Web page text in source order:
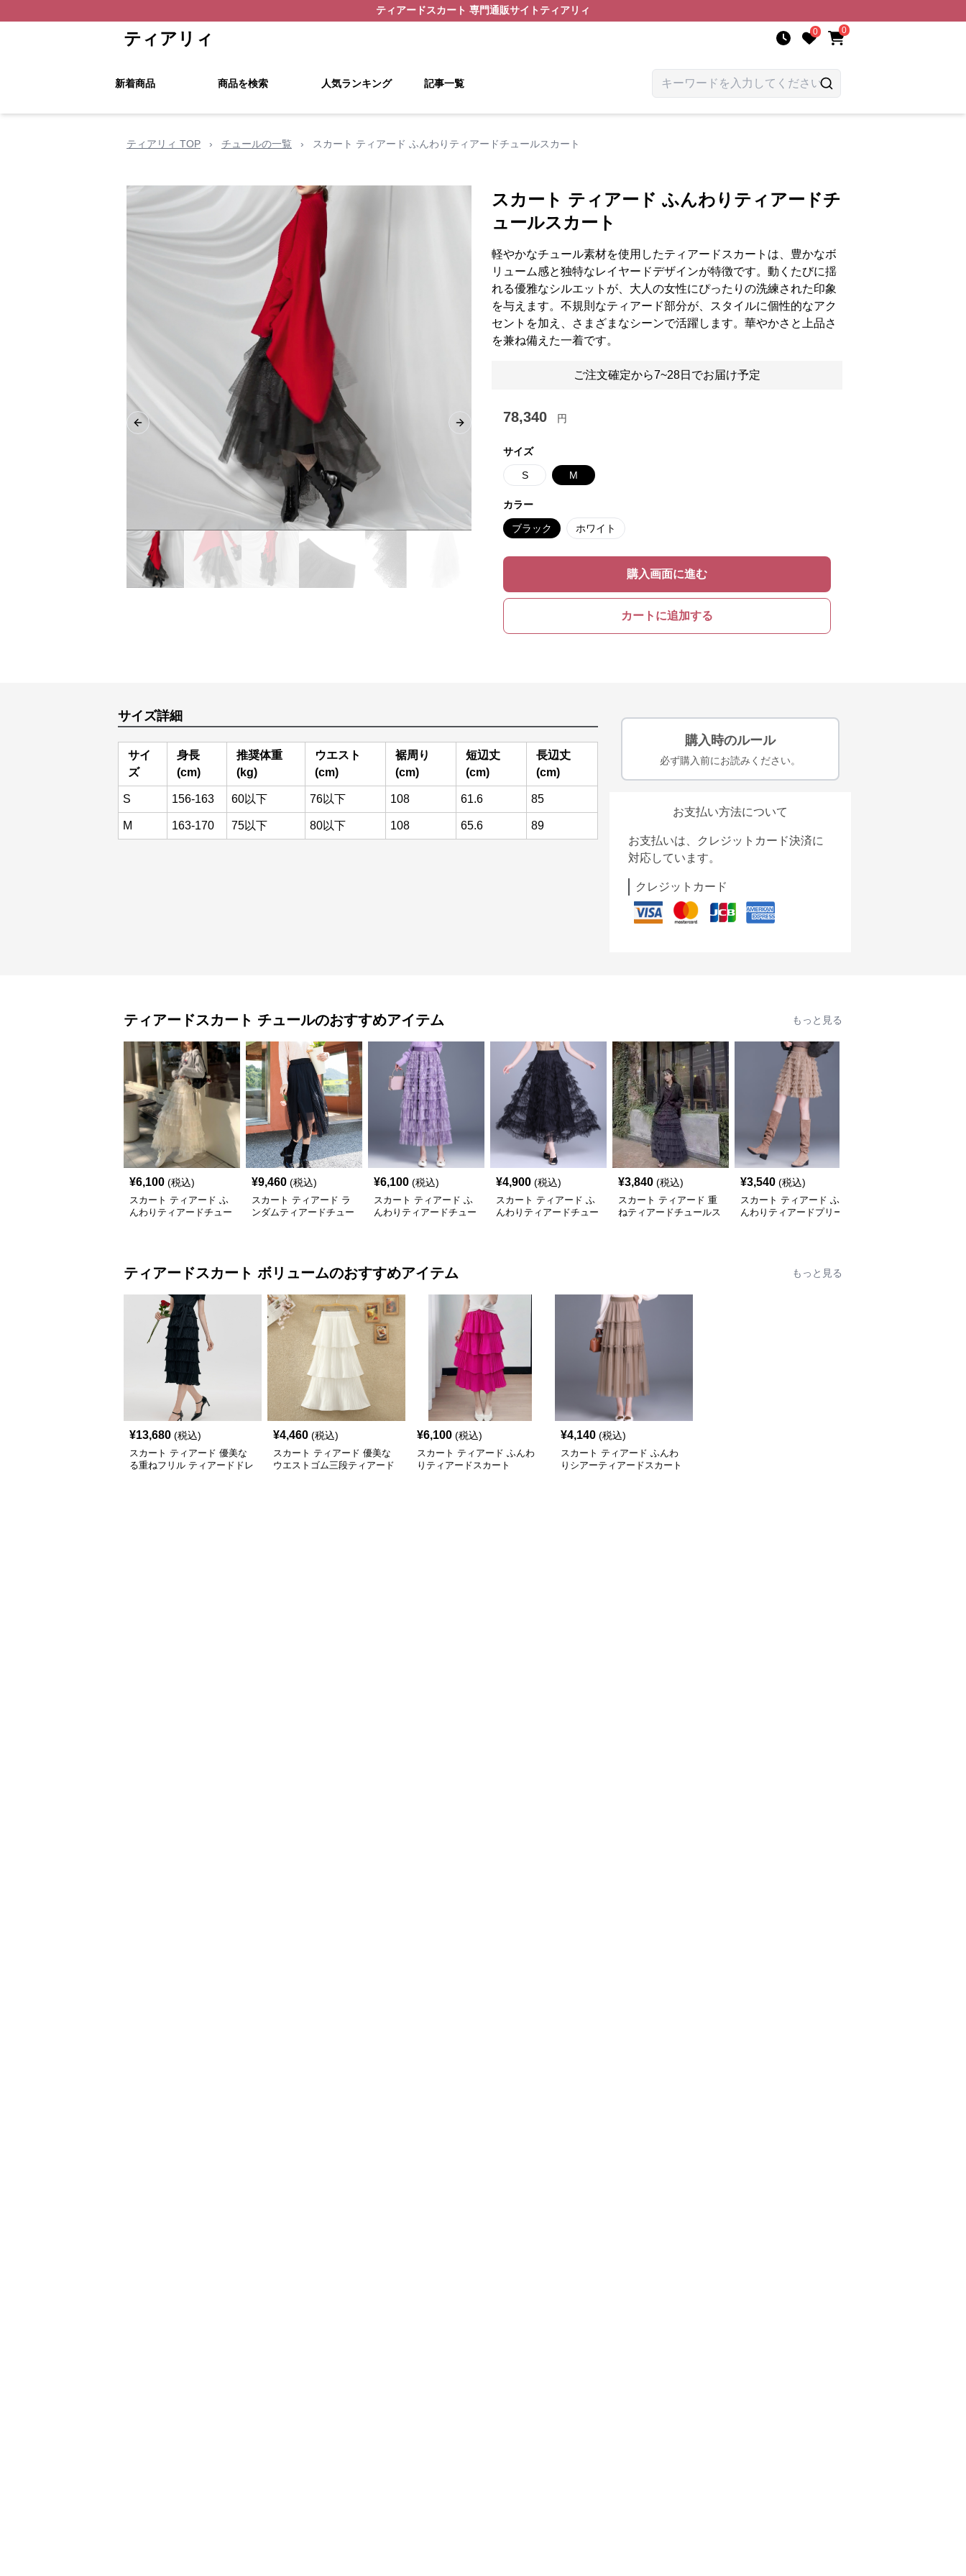
ティアードスカート 専門通販サイト ティアリィ
ティアリィ 0 0
新着商品 商品を検索 人気ランキング 記事一覧
ティアリィ TOP › チュールの一覧 › スカート ティアード ふんわりティアードチュールスカート
Previous slide Next slide
スカート ティアード ふんわりティアードチ
ュールスカート
軽やかなチュール素材を使用したティアードスカートは、豊かなボ
リューム感と独特なレイヤードデザインが特徴です。動くたびに揺
れる優雅なシルエットが、大人の女性にぴったりの洗練された印象
を与えます。不規則なティアード部分が、スタイルに個性的なアク
セントを加え、さまざまなシーンで活躍します。華やかさと上品さ
を兼ね備えた一着です。
ご注文確定から7~28日でお届け予定
78,340 円
サイズ
S M
カラー
ブラック ホワイト
購入画面に進む
カートに追加する
サイズ詳細
サイ
ズ
身長
(cm)
推奨体重
(kg)
ウエスト
(cm)
裾周り
(cm)
短辺丈
(cm)
長辺丈
(cm)
S 156-163 60以下 76以下 108 61.6 85
M 163-170 75以下 80以下 108 65.6 89
購入時のルール
必ず購入前にお読みください。
お支払い方法について
お支払いは、クレジットカード決済に
対応しています。
クレジットカード
ティアードスカート チュールのおすすめアイテム もっと見る
¥6,100 (税込)
スカート ティアード ふ
んわりティアードチュー
¥9,460 (税込)
スカート ティアード ラ
ンダムティアードチュー
¥6,100 (税込)
スカート ティアード ふ
んわりティアードチュー
¥4,900 (税込)
スカート ティアード ふ
んわりティアードチュー
¥3,840 (税込)
スカート ティアード 重
ねティアードチュールス
¥3,540 (税込)
スカート ティアード ふ
んわりティアードプリー
ティアードスカート ボリュームのおすすめアイテム もっと見る
¥13,680 (税込)
スカート ティアード 優美な
る重ねフリル ティアードドレ
¥4,460 (税込)
スカート ティアード 優美な
ウエストゴム三段ティアード
¥6,100 (税込)
スカート ティアード ふんわ
りティアードスカート
¥4,140 (税込)
スカート ティアード ふんわ
りシアーティアードスカート